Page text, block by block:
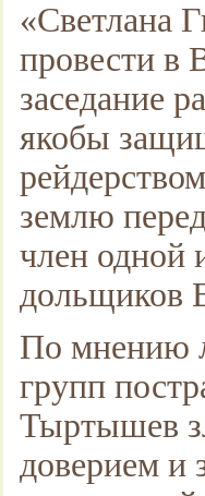
«Светлана
провести в
заседание
якобы
землю
член одной
дольщиков
По мнению
групп
Тыртышев
доверием и